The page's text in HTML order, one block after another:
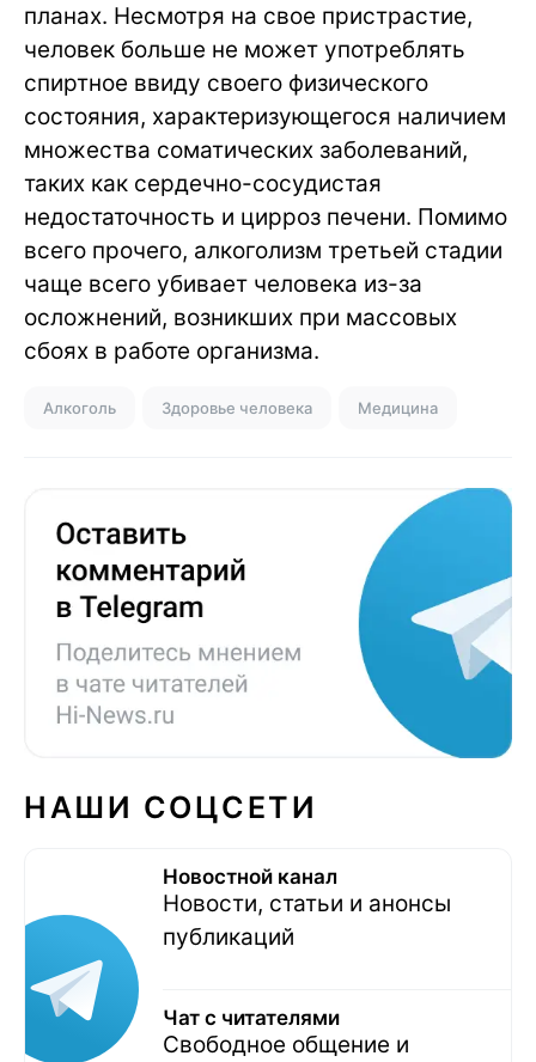
планах. Несмотря на свое пристрастие,
человек больше не может употреблять
спиртное ввиду своего физического
состояния, характеризующегося наличием
множества соматических заболеваний,
таких как сердечно-сосудистая
недостаточность и цирроз печени. Помимо
всего прочего, алкоголизм третьей стадии
чаще всего убивает человека из-за
осложнений, возникших при массовых
сбоях в работе организма.
Алкоголь Здоровье человека Медицина
НАШИ СОЦСЕТИ
Новостной канал
Новости, статьи и анонсы
публикаций
Чат с читателями
Свободное общение и